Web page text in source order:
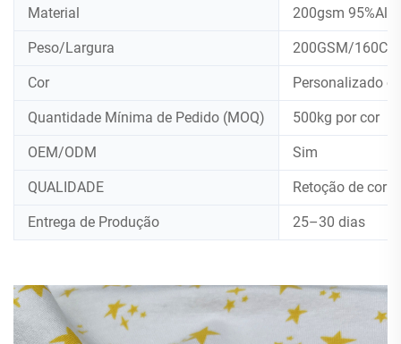
Material 200gsm
Peso/Largura 200GSM/160CM
Cor Personalizado
Quantidade Mínima de Pedido (MOQ) 500kg por cor
OEM/ODM Sim
QUALIDADE Retoção de cor
Entrega de Produção 25–30 dias